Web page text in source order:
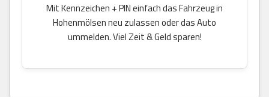
Mit Kennzeichen + PIN einfach das Fahrzeug in
Hohenmölsen neu zulassen oder das Auto
ummelden. Viel Zeit & Geld sparen!